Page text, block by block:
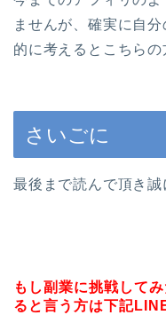
ませんが、確実に自
的に考えるとこちらの
さいごに
最後まで読んで頂き誠
もし副業に挑戦して
ると言う方は下記